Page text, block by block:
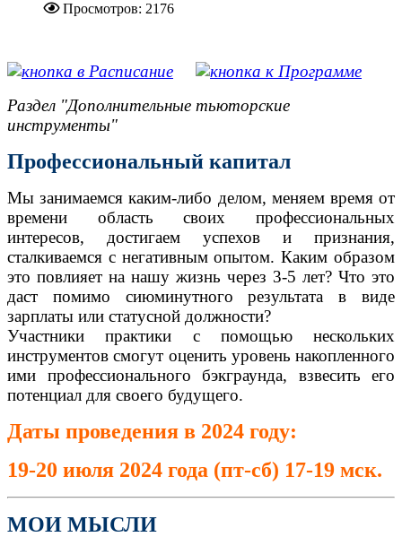
Просмотров: 2176
Раздел "Дополнительные тьюторские
инструменты"
Профессиональный капитал
Мы занимаемся каким-либо делом, меняем время от
времени область своих профессиональных
интересов, достигаем успехов и признания,
сталкиваемся с негативным опытом. Каким образом
это повлияет на нашу жизнь через 3-5 лет? Что это
даст помимо сиюминутного результата в виде
зарплаты или статусной должности?
Участники практики с помощью нескольких
инструментов смогут оценить уровень накопленного
ими профессионального бэкграунда, взвесить его
потенциал для своего будущего.
Даты проведения в 2024 году:
19-20 июля 2024 года (пт-сб) 17-19 мск.
МОИ МЫСЛИ